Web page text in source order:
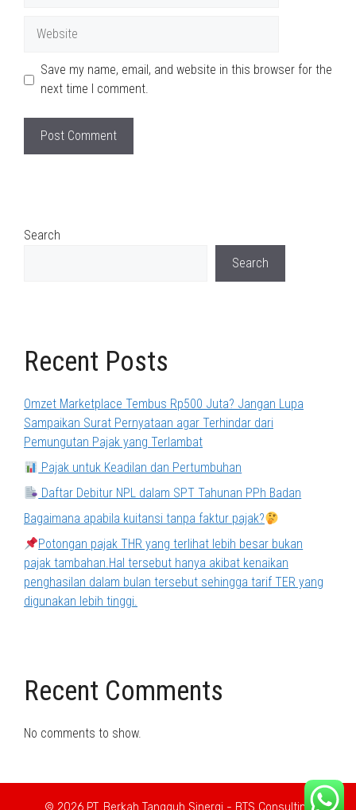
Save my name, email, and website in this browser for the
next time I comment.
Search
Search
Recent Posts
Omzet Marketplace Tembus Rp500 Juta? Jangan Lupa
Sampaikan Surat Pernyataan agar Terhindar dari
Pemungutan Pajak yang Terlambat
Pajak untuk Keadilan dan Pertumbuhan
Daftar Debitur NPL dalam SPT Tahunan PPh Badan
Bagaimana apabila kuitansi tanpa faktur pajak?
Potongan pajak THR yang terlihat lebih besar bukan
pajak tambahan.Hal tersebut hanya akibat kenaikan
penghasilan dalam bulan tersebut sehingga tarif TER yang
digunakan lebih tinggi.
Recent Comments
No comments to show.
© 2026 PT. Berkah Tangguh Sinergi - BTS Consulting